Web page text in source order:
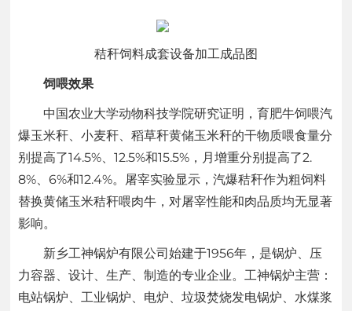
秸秆饲料成套设备加工成品图
饲喂效果
中国农业大学动物科技学院研究证明，育肥牛饲喂汽
爆玉米秆、小麦秆、稻草秆黄储玉米秆的干物质喂食量分
别提高了14.5%、12.5%和15.5%，月增重分别提高了2.
8%、6%和12.4%。屠宰实验显示，汽爆秸秆作为粗饲料
替换黄储玉米秸秆喂肉牛，对屠宰性能和肉品质均无显著
影响。
新乡工神锅炉有限公司始建于1956年，是锅炉、压
力容器、设计、生产、制造的专业企业。工神锅炉主营：
电站锅炉、工业锅炉、电炉、垃圾焚烧发电锅炉、水煤浆